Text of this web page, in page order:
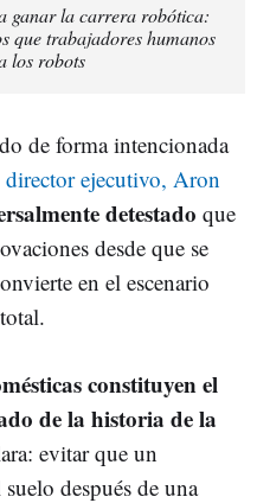
ganar la carrera robótica:
que trabajadores humanos
los robots
de forma intencionada
ejecutivo, Aron
detestado que
desde que se
en el escenario
constituyen el
de la historia de la
evitar que un
después de una